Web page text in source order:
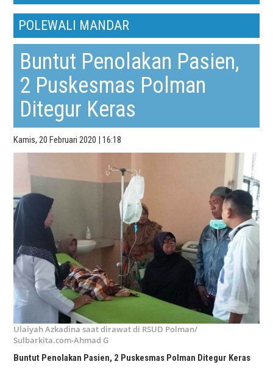
POLEWALI MANDAR
Buntut Penolakan Pasien,
2 Puskesmas Polman
Ditegur Keras
Kamis, 20 Februari 2020 | 16:18
Ulaiyah Azkadina saat dirawat di RSUD Polman/
Sulbarkita.com-Ahmad G
Buntut Penolakan Pasien, 2 Puskesmas Polman Ditegur Keras